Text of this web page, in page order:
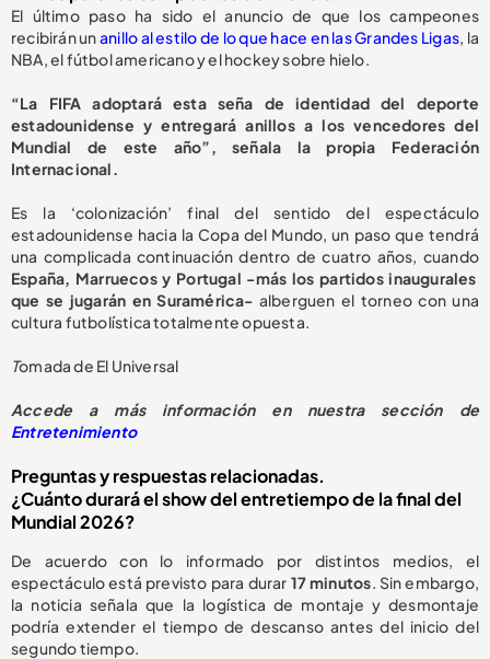
El último paso ha sido el anuncio de que los campeones
recibirán unanillo al estilo de lo que hace en las Grandes Ligas, la
NBA, el fútbol americano y el hockey sobre hielo.
“La FIFA adoptará esta seña de identidad del deporte
estadounidense y entregará anillos a los vencedores del
Mundial de este año”, señala la propia Federación
Internacional.
Es la ‘colonización’ final del sentido del espectáculo
estadounidense hacia la Copa del Mundo, un paso que tendrá
una complicada continuación dentro de cuatro años, cuando
España, Marruecos y Portugal -más los partidos inaugurales
que se jugarán en Suramérica- alberguen el torneo con una
cultura futbolística totalmente opuesta.
Tomada de El Universal
Accede a más información en nuestra sección de
Entretenimiento
Preguntas y respuestas relacionadas.
¿Cuánto durará el show del entretiempo de la final del
Mundial 2026?
De acuerdo con lo informado por distintos medios, el
espectáculo está previsto para durar 17 minutos. Sin embargo,
la noticia señala que la logística de montaje y desmontaje
podría extender el tiempo de descanso antes del inicio del
segundo tiempo.